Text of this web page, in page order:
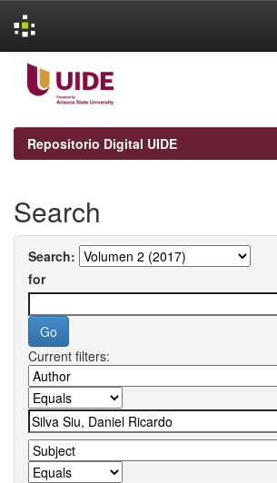
navigation
Repositorio Digital UIDE
Search
Search:
for
Current filters: